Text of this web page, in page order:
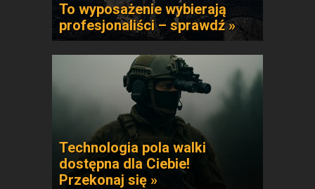
To wyposażenie wybierają
profesjonaliści – sprawdź »
Technologia pola walki
dostępna dla Ciebie!
Przekonaj się »